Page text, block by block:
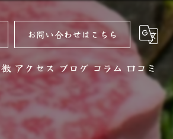
お問い合わせはこちら
アクセス ブログ コラム 口コミ